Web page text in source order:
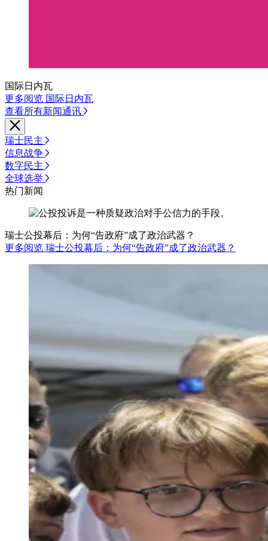
国际日内瓦
更多阅览 国际日内瓦
查看所有新闻通讯
瑞士民主
信息战争
数字民主
全球选举
热门新闻
瑞士公投幕后：为何“告政府”成了政治武器？
更多阅览 瑞士公投幕后：为何“告政府”成了政治武器？